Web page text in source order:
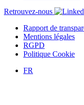
Retrouvez-nous
Rapport de
Mentions légales
RGPD
Politique Cookie
FR